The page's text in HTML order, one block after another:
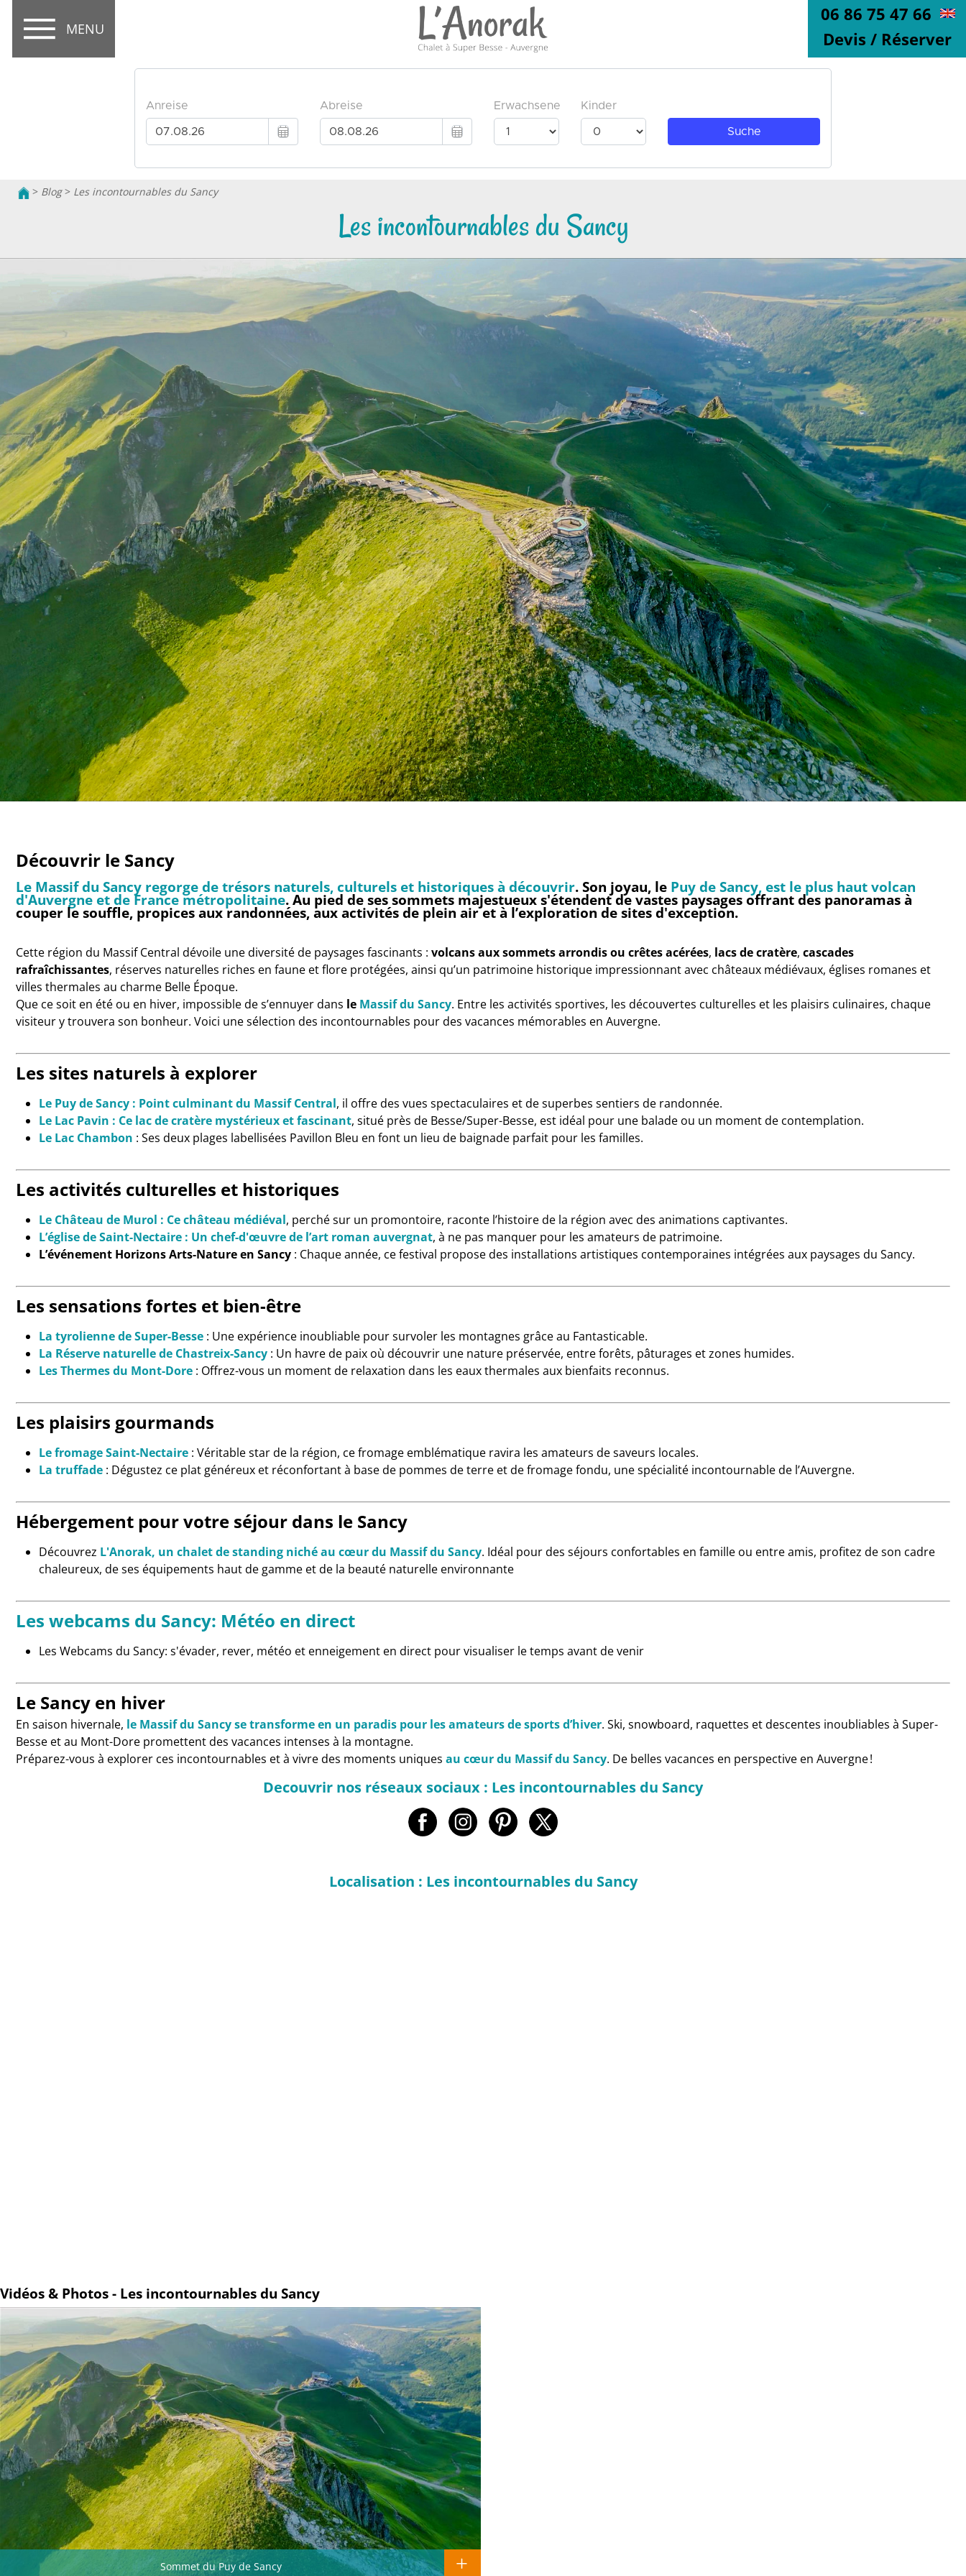
MENU
06 86 75 47 66
Devis / Réserver
> Blog> Les incontournables du Sancy
Les incontournables du Sancy
Découvrir le Sancy
Le Massif du Sancy regorge de trésors naturels, culturels et historiques à découvrir. Son joyau, le Puy de Sancy, est le plus haut volcan
d'Auvergne et de France métropolitaine. Au pied de ses sommets majestueux s'étendent de vastes paysages offrant des panoramas à
couper le souffle, propices aux randonnées, aux activités de plein air et à l’exploration de sites d'exception.
Cette région du Massif Central dévoile une diversité de paysages fascinants : volcans aux sommets arrondis ou crêtes acérées, lacs de cratère, cascades
rafraîchissantes, réserves naturelles riches en faune et flore protégées, ainsi qu’un patrimoine historique impressionnant avec châteaux médiévaux, églises romanes et
villes thermales au charme Belle Époque.
Que ce soit en été ou en hiver, impossible de s’ennuyer dans le Massif du Sancy. Entre les activités sportives, les découvertes culturelles et les plaisirs culinaires, chaque
visiteur y trouvera son bonheur. Voici une sélection des incontournables pour des vacances mémorables en Auvergne.
Les sites naturels à explorer
Le Puy de Sancy : Point culminant du Massif Central, il offre des vues spectaculaires et de superbes sentiers de randonnée.
Le Lac Pavin : Ce lac de cratère mystérieux et fascinant, situé près de Besse/Super-Besse, est idéal pour une balade ou un moment de contemplation.
Le Lac Chambon : Ses deux plages labellisées Pavillon Bleu en font un lieu de baignade parfait pour les familles.
Les activités culturelles et historiques
Le Château de Murol : Ce château médiéval, perché sur un promontoire, raconte l’histoire de la région avec des animations captivantes.
L’église de Saint-Nectaire : Un chef-d'œuvre de l’art roman auvergnat, à ne pas manquer pour les amateurs de patrimoine.
L’événement Horizons Arts-Nature en Sancy : Chaque année, ce festival propose des installations artistiques contemporaines intégrées aux paysages du Sancy.
Les sensations fortes et bien-être
La tyrolienne de Super-Besse : Une expérience inoubliable pour survoler les montagnes grâce au Fantasticable.
La Réserve naturelle de Chastreix-Sancy : Un havre de paix où découvrir une nature préservée, entre forêts, pâturages et zones humides.
Les Thermes du Mont-Dore : Offrez-vous un moment de relaxation dans les eaux thermales aux bienfaits reconnus.
Les plaisirs gourmands
Le fromage Saint-Nectaire : Véritable star de la région, ce fromage emblématique ravira les amateurs de saveurs locales.
La truffade : Dégustez ce plat généreux et réconfortant à base de pommes de terre et de fromage fondu, une spécialité incontournable de l’Auvergne.
Hébergement pour votre séjour dans le Sancy
Découvrez L'Anorak, un chalet de standing niché au cœur du Massif du Sancy. Idéal pour des séjours confortables en famille ou entre amis, profitez de son cadre
chaleureux, de ses équipements haut de gamme et de la beauté naturelle environnante
Les webcams du Sancy: Météo en direct
Les Webcams du Sancy: s'évader, rever, météo et enneigement en direct pour visualiser le temps avant de venir
Le Sancy en hiver
En saison hivernale, le Massif du Sancy se transforme en un paradis pour les amateurs de sports d’hiver. Ski, snowboard, raquettes et descentes inoubliables à Super-
Besse et au Mont-Dore promettent des vacances intenses à la montagne.
Préparez-vous à explorer ces incontournables et à vivre des moments uniques au cœur du Massif du Sancy. De belles vacances en perspective en Auvergne !
Decouvrir nos réseaux sociaux : Les incontournables du Sancy
Localisation : Les incontournables du Sancy
Vidéos & Photos - Les incontournables du Sancy
Sommet du Puy de Sancy